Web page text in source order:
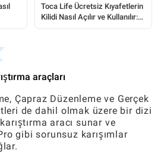
Toca Life Ücretsiz Kıyafetlerin
Kilidi Nasıl Açılır ve Kullanılır:
araçları
Çapraz Düzenleme ve Gerçek
de dahil olmak üzere bir dizi
aracı sunar ve
gibi sorunsuz karışımlar